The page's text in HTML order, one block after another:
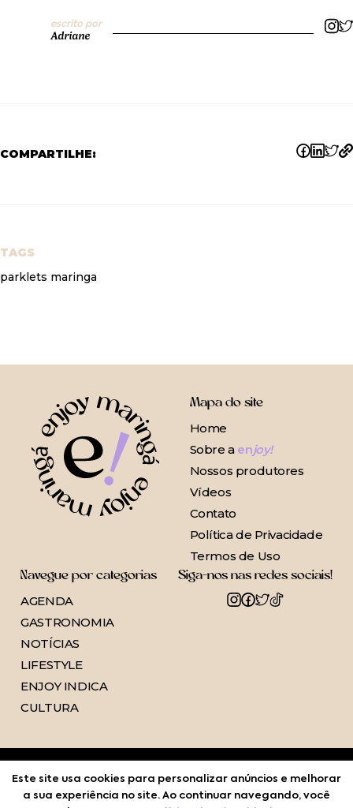
escrito por
Adriane
COMPARTILHE:
TAGS
parklets maringa
Mapa do site
Home
Sobre a enjoy!
Nossos produtores
Vídeos
Contato
Política de Privacidade
Termos de Uso
Navegue por categorias
AGENDA
GASTRONOMIA
NOTÍCIAS
LIFESTYLE
ENJOY INDICA
CULTURA
Siga-nos nas redes sociais!
Este site usa cookies para personalizar anúncios e melhorar
a sua experiência no site. Ao continuar navegando, você